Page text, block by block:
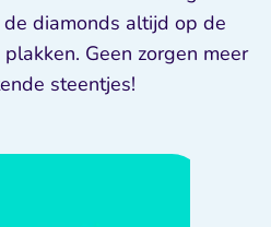
diamonds altijd op de
Geen zorgen meer
steentjes!